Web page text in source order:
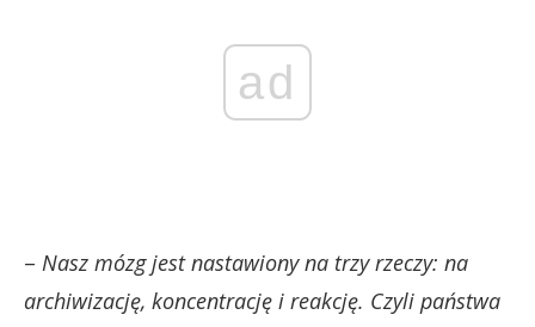
ad
– Nasz mózg jest nastawiony na trzy rzeczy: na
archiwizację, koncentrację i reakcję. Czyli państwa